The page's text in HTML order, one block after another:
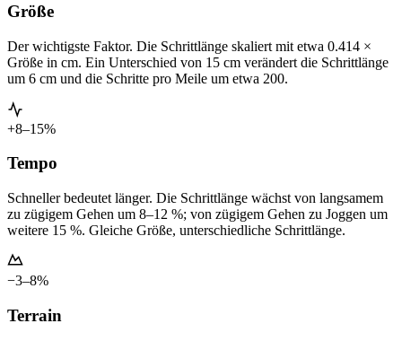
Größe
Der wichtigste Faktor. Die Schrittlänge skaliert mit etwa 0.414 ×
Größe in cm. Ein Unterschied von 15 cm verändert die Schrittlänge
um 6 cm und die Schritte pro Meile um etwa 200.
+8–15%
Tempo
Schneller bedeutet länger. Die Schrittlänge wächst von langsamem
zu zügigem Gehen um 8–12 %; von zügigem Gehen zu Joggen um
weitere 15 %. Gleiche Größe, unterschiedliche Schrittlänge.
−3–8%
Terrain